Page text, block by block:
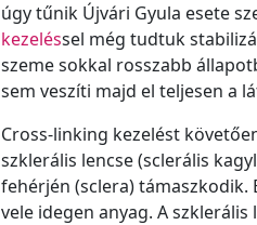
úgy tűnik Újvári Gyula esete
kezeléssel még tudtuk
szeme sokkal rosszabb
sem veszíti majd el teljesen a
Cross-linking kezelést
szklerális lencse (sclerális
fehérjén (sclera)
vele idegen anyag. A